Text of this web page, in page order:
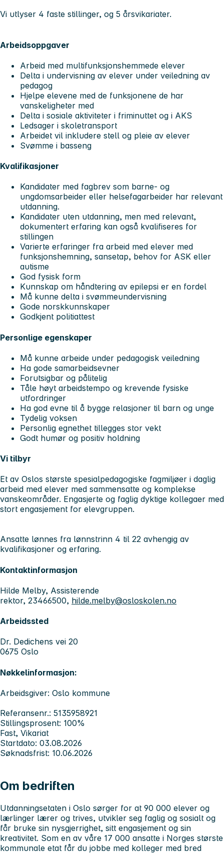
Vi utlyser 4 faste stillinger, og 5 årsvikariater.
Arbeidsoppgaver
Arbeid med multifunksjonshemmede elever
Delta i undervisning av elever under veiledning av
pedagog
Hjelpe elevene med de funksjonene de har
vanskeligheter med
Delta i sosiale aktiviteter i friminuttet og i AKS
Ledsager i skoletransport
Arbeidet vil inkludere stell og pleie av elever
Svømme i basseng
Kvalifikasjoner
Kandidater med fagbrev som barne- og
ungdomsarbeider eller helsefagarbeider har relevant
utdanning.
Kandidater uten utdanning, men med relevant,
dokumentert erfaring kan også kvalifiseres for
stillingen
Varierte erfaringer fra arbeid med elever med
funksjonshemning, sansetap, behov for ASK eller
autisme
God fysisk form
Kunnskap om håndtering av epilepsi er en fordel
Må kunne delta i svømmeundervisning
Gode norskkunnskaper
Godkjent politiattest
Personlige egenskaper
Må kunne arbeide under pedagogisk veiledning
Ha gode samarbeidsevner
Forutsigbar og pålitelig
Tåle høyt arbeidstempo og krevende fysiske
utfordringer
Ha god evne til å bygge relasjoner til barn og unge
Tydelig voksen
Personlig egnethet tillegges stor vekt
Godt humør og positiv holdning
Vi tilbyr
Et av Oslos største spesialpedagogiske fagmiljøer i daglig
arbeid med elever med sammensatte og komplekse
vanskeområder. Engasjerte og faglig dyktige kollegaer med
stort engasjement for elevgruppen.
Ansatte lønnes fra lønnstrinn 4 til 22 avhengig av
kvalifikasjoner og erfaring.
Kontaktinformasjon
Hilde Melby, Assisterende
rektor, 23466500, hilde.melby@osloskolen.no
Arbeidssted
Dr. Dedichens vei 20
0675 Oslo
Nøkkelinformasjon:
Arbeidsgiver: Oslo kommune
Referansenr.: 5135958921
Stillingsprosent: 100%
Fast, Vikariat
Startdato: 03.08.2026
Søknadsfrist: 10.06.2026
Om bedriften
Utdanningsetaten i Oslo sørger for at 90 000 elever og
lærlinger lærer og trives, utvikler seg faglig og sosialt og
får bruke sin nysgjerrighet, sitt engasjement og sin
kreativitet. Som en av våre 17 000 ansatte i Norges største
kommunale etat får du jobbe med kolleger med bred